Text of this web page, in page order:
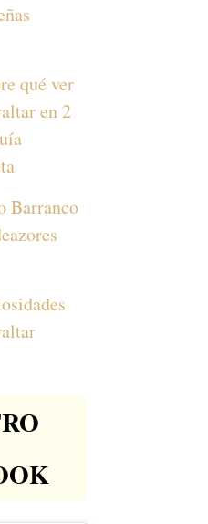
qué ver
en 2
Barranco